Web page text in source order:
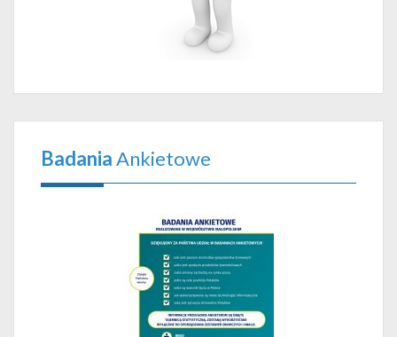
BadaniaAnkietowe